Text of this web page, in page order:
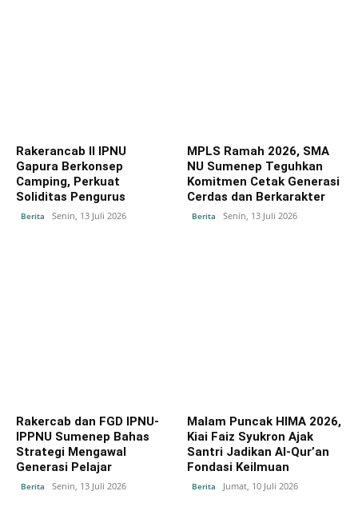
Rakerancab II IPNU
Gapura Berkonsep
Camping, Perkuat
Soliditas Pengurus
Berita Senin, 13 Juli 2026
MPLS Ramah 2026, SMA
NU Sumenep Teguhkan
Komitmen Cetak Generasi
Cerdas dan Berkarakter
Berita Senin, 13 Juli 2026
Rakercab dan FGD IPNU-
IPPNU Sumenep Bahas
Strategi Mengawal
Generasi Pelajar
Berita Senin, 13 Juli 2026
Malam Puncak HIMA 2026,
Kiai Faiz Syukron Ajak
Santri Jadikan Al-Qur’an
Fondasi Keilmuan
Berita Jumat, 10 Juli 2026